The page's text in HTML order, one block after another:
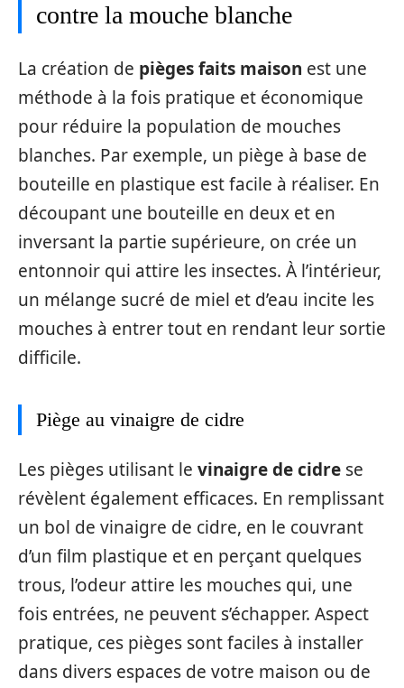
contre la mouche blanche
La création de pièges faits maison est une
méthode à la fois pratique et économique
pour réduire la population de mouches
blanches. Par exemple, un piège à base de
bouteille en plastique est facile à réaliser. En
découpant une bouteille en deux et en
inversant la partie supérieure, on crée un
entonnoir qui attire les insectes. À l’intérieur,
un mélange sucré de miel et d’eau incite les
mouches à entrer tout en rendant leur sortie
difficile.
Piège au vinaigre de cidre
Les pièges utilisant le vinaigre de cidre se
révèlent également efficaces. En remplissant
un bol de vinaigre de cidre, en le couvrant
d’un film plastique et en perçant quelques
trous, l’odeur attire les mouches qui, une
fois entrées, ne peuvent s’échapper. Aspect
pratique, ces pièges sont faciles à installer
dans divers espaces de votre maison ou de